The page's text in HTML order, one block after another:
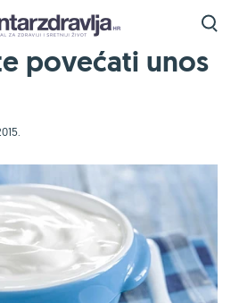
povećati unos